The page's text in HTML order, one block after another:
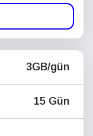
3GB/gün
15 Gün